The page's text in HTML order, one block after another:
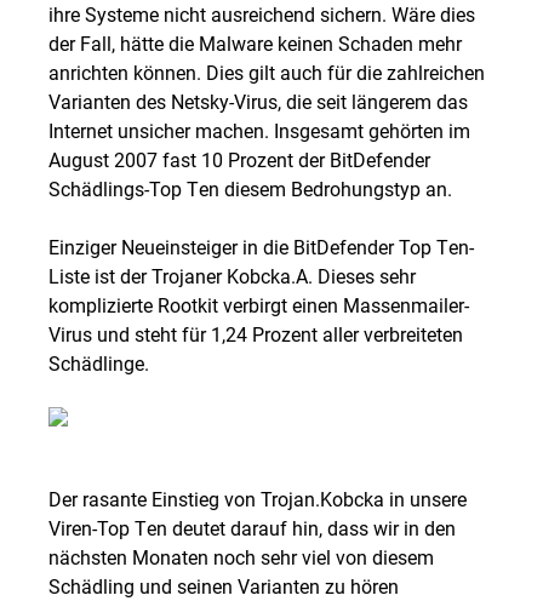
ihre Systeme nicht ausreichend sichern. Wäre dies
der Fall, hätte die Malware keinen Schaden mehr
anrichten können. Dies gilt auch für die zahlreichen
Varianten des Netsky-Virus, die seit längerem das
Internet unsicher machen. Insgesamt gehörten im
August 2007 fast 10 Prozent der BitDefender
Schädlings-Top Ten diesem Bedrohungstyp an.
Einziger Neueinsteiger in die BitDefender Top Ten-
Liste ist der Trojaner Kobcka.A. Dieses sehr
komplizierte Rootkit verbirgt einen Massenmailer-
Virus und steht für 1,24 Prozent aller verbreiteten
Schädlinge.
Der rasante Einstieg von Trojan.Kobcka in unsere
Viren-Top Ten deutet darauf hin, dass wir in den
nächsten Monaten noch sehr viel von diesem
Schädling und seinen Varianten zu hören